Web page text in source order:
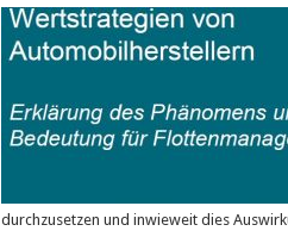
durchzusetzen und inwieweit dies